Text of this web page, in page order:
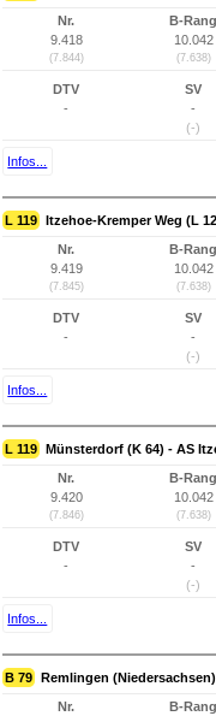
Nr.
9.418
(7.844)
B-Rang
10.042
(7.638)
DTV
-
SV
-
(-)
Infos...
L 119 Itzehoe-Kremper Weg (L
Nr.
9.419
(7.845)
B-Rang
10.042
(7.638)
DTV
-
SV
-
(-)
Infos...
L 119 Münsterdorf (K 64) - AS
Nr.
9.420
(7.846)
B-Rang
10.042
(7.638)
DTV
-
SV
-
(-)
Infos...
B 79 Remlingen
Nr.
B-Rang